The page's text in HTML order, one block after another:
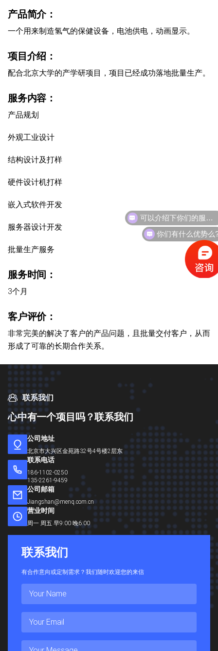
产品简介：
一个用来制造氢气的保健设备，电池供电，动画显示。
项目介绍：
配合北京大学的产学研项目，项目已经成功落地批量生产。
服务内容：
产品规划
外观工业设计
结构设计及打样
硬件设计机打样
嵌入式软件开发
服务器设计开发
批量生产服务
服务时间：
3个月
客户评价：
非常完美的解决了客户的产品问题，且批量交付客户，从而
形成了可靠的长期合作关系。
联系我们
心中有一个项目 吗？联系我们
公司地址
北京市大兴区金苑路32号4号楼2层东
联系电话
186-1102-0250
135-2261-9459
公司邮箱
Jiangshan@menq.com.cn
营业时间
周一 周五 早9:00 晚6:00
联系我们
有合作意向或定制需求？我们随时欢迎您的来信
可以介绍下你们的服务内容么？
你们有什么优势么